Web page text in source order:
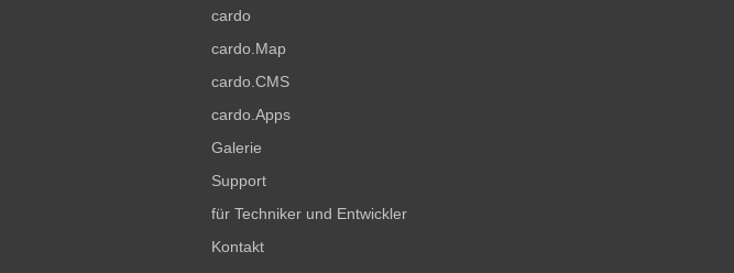
cardo
cardo.Map
cardo.CMS
cardo.Apps
Galerie
Support
für Techniker und Entwickler
Kontakt